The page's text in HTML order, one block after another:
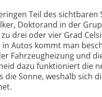
Teil des
Doktorand in der
drei oder vier Grad
Autos kommt man
Fahrzeug­heizung und
dazu funktioniert die
die Sonne, weshalb sich